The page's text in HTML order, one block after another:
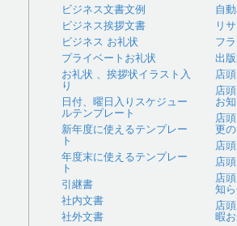
ビジネス文書文例
ビジネス挨拶文書
ビジネス お礼状
プライベートお礼状
お礼状 、挨拶状イラスト入
り
日付、曜日入りスケジュー
ルテンプレート
新年度に使えるテンプレー
ト
年度末に使えるテンプレー
ト
引継書
社内文書
社外文書
自
リ
フ
出
店
店
お
店
更
店
店
店
知
店
暇